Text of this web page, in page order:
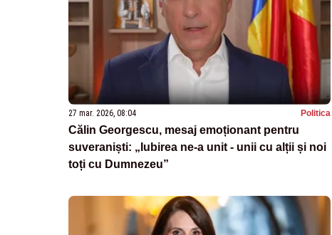
27 mar. 2026, 08:04 Politica
Călin Georgescu, mesaj emoționant pentru
suveraniști: „Iubirea ne-a unit - unii cu alții și noi
toți cu Dumnezeu”